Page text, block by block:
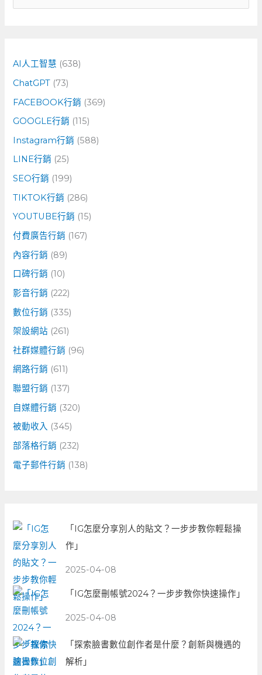
字
:
AI人工智慧 (638)
ChatGPT (73)
FACEBOOK行銷 (369)
GOOGLE行銷 (115)
Instagram行銷 (588)
LINE行銷 (25)
SEO行銷 (199)
TIKTOK行銷 (286)
YOUTUBE行銷 (15)
付費廣告行銷 (167)
內容行銷 (89)
口碑行銷 (10)
影音行銷 (222)
數位行銷 (335)
架設網站 (261)
社群媒體行銷 (96)
網路行銷 (611)
聯盟行銷 (137)
自媒體行銷 (320)
被動收入 (345)
部落格行銷 (232)
電子郵件行銷 (138)
「IG怎麼分享別人的貼文？一步步教你輕鬆操
作」
2025-04-08
「IG怎麼刪帳號2024？一步步教你快速操作」
2025-04-08
「探索臉書數位創作者是什麼？創新與機遇的
解析」